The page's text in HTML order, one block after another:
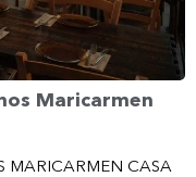
Maricarmen
MARICARMEN CASA